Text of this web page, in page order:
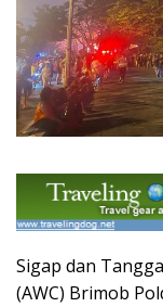
Sigap dan
(AWC) Brimob